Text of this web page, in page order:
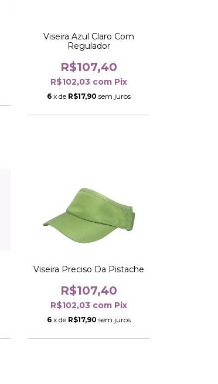
Viseira Azul Claro Com
Regulador
R$107,40
R$102,03 com Pix
6 x de R$17,90 sem juros
Viseira Preciso Da Pistache
R$107,40
R$102,03 com Pix
6 x de R$17,90 sem juros